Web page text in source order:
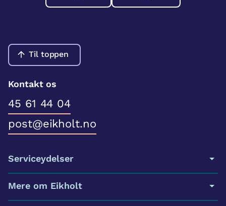
Til toppen
Kontakt os
45 61 44 04
post@eikholt.no
Serviceydelser
Mere om Eikholt